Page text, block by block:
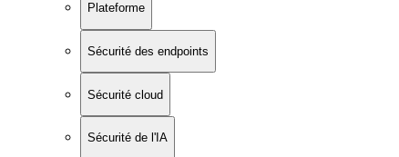
Plateforme
Sécurité des endpoints
Sécurité cloud
Sécurité de l'IA